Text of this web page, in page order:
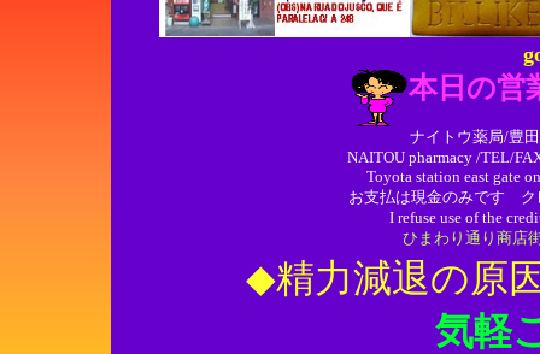
本日の営
ナイトウ薬局/豊
NAITOU pharmacy /TEL/
Toyota station east gate
お支払は現金のみです ク
I refuse use of the
ひまわり通り商店
◆精力減退の原
気軽